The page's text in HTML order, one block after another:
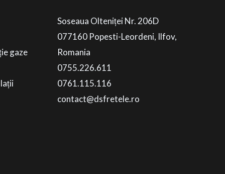
gaze
Soseaua Olteniței Nr. 206D
077160 Popesti-Leordeni, Ilfov,
Romania
0755.226.611
0761.115.116
contact@dsfretele.ro